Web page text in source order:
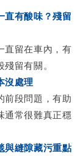
直有酸味？殘留
直留在車內，有
留有關。
沒處理
前段問題，有助
通常很難真正穩
與縫隙藏污重點